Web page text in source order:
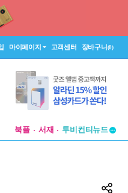
마이페이지 고객센터 장바구니(0)
북플 서재
투비컨티뉴드